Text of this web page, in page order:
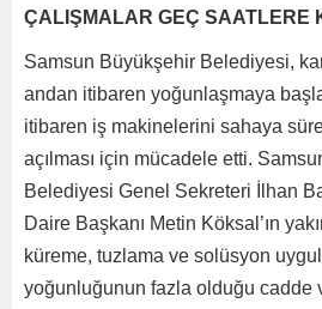
ÇALIŞMALAR GEÇ SAATLERE
Samsun Büyükşehir Belediyesi, kar
andan itibaren yoğunlaşmaya
itibaren iş makinelerini sahaya
açılması için mücadele etti.
Belediyesi Genel Sekreteri İlhan
Daire Başkanı Metin Köksal’ın
küreme, tuzlama ve solüsyon
yoğunluğunun fazla olduğu cadde